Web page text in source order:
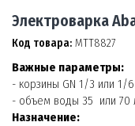
Электроварка
Код товара: МТТ8827
Важные параметры:
- корзины GN 1/3 или 1/6
- объем воды 35 или 70
Назначение: